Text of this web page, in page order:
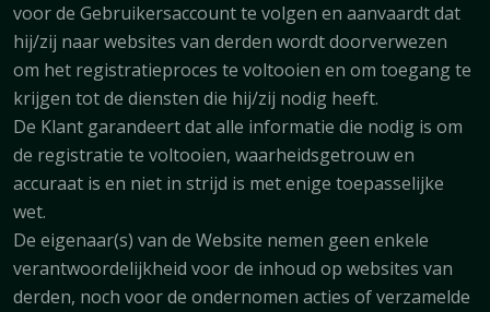
voor de Gebruikersaccount te volgen en aanvaardt dat
hij/zij naar websites van derden wordt doorverwezen
om het registratieproces te voltooien en om toegang te
krijgen tot de diensten die hij/zij nodig heeft.
De Klant garandeert dat alle informatie die nodig is om
de registratie te voltooien, waarheidsgetrouw en
accuraat is en niet in strijd is met enige toepasselijke
wet.
De eigenaar(s) van de Website nemen geen enkele
verantwoordelijkheid voor de inhoud op websites van
derden, noch voor de ondernomen acties of verzamelde